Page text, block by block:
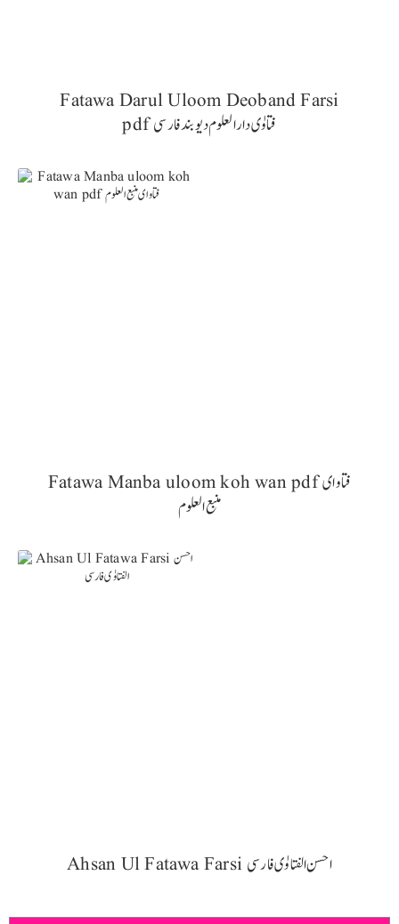
Fatawa Darul Uloom Deoband Farsi
pdf فتاوٰی دارالعلوم دیوبند فارسی
Fatawa Manba uloom koh wan pdf فتاوای
منبع العلوم
Ahsan Ul Fatawa Farsi احسن الفتاوٰی فارسی